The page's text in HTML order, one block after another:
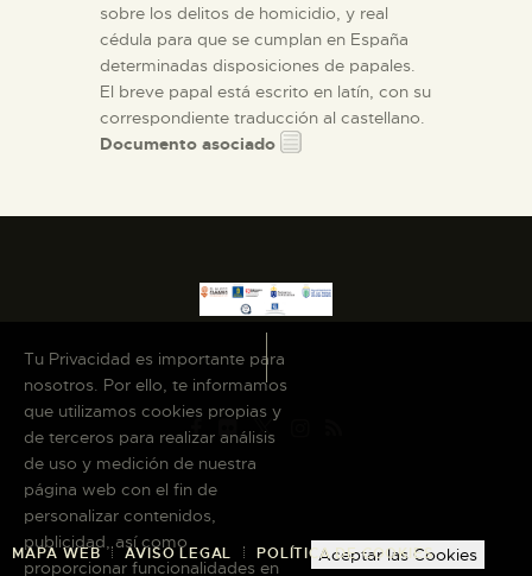
sobre los delitos de homicidio, y real
cédula para que se cumplan en España
determinadas disposiciones de papales.
El breve papal está escrito en latín, con su
correspondiente traducción al castellano.
Documento asociado
MAPA WEB AVISO LEGAL POLÍTICA DE COOKIES
Tu Privacidad es importante para
nosotros. Por ello, te informamos
que utilizamos cookies propias y
de terceros para realizar análisis
de uso y medición de nuestra
página web con el fin de
personalizar contenidos,
publicidad, así como
proporcionar funcionalidades en
Aceptar las Cookies